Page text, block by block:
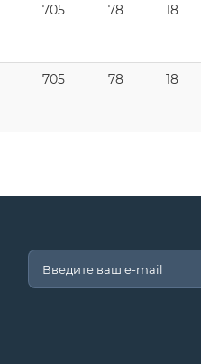
705 78 18
705 78 18